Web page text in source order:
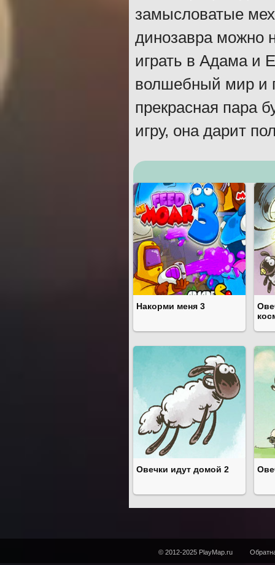
замысловатые
динозавра можно
играть в Адама и
волшебный мир и
прекрасная пара
игру, она дарит
Накорми меня 3
Овечки идут домой 2
© 2012-2025 PlayMap.ru